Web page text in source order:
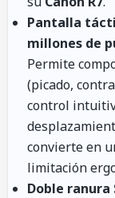
Pantalla
millones de
Permite
(picado,
control
convierte en
limitación
Doble ranura